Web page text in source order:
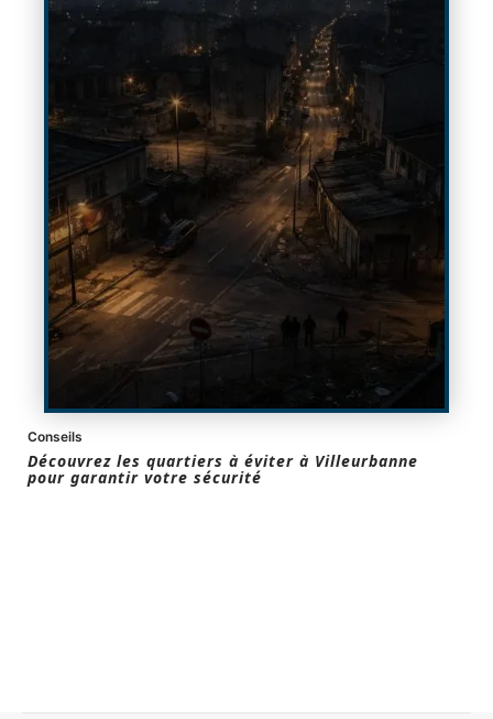
Conseils
Découvrez les quartiers à éviter à Villeurbanne
pour garantir votre sécurité